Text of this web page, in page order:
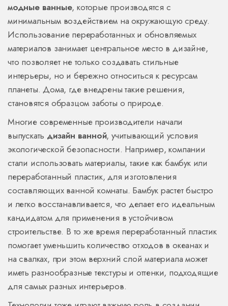
модные ванные, которые производятся с
минимальным воздействием на окружающую среду.
Использование переработанных и обновляемых
материалов занимает центральное место в дизайне,
что позволяет не только создавать стильные
интерьеры, но и бережно относиться к ресурсам
планеты. Дома, где внедрены такие решения,
становятся образцом заботы о природе.
Многие современные производители начали
выпускать дизайн ванной, учитывающий условия
экологической безопасности. Например, компании
стали использовать материалы, такие как бамбук или
переработанный пластик, для изготовления
составляющих ванной комнаты. Бамбук растет быстро
и легко восстанавливается, что делает его идеальным
кандидатом для применения в устойчивом
строительстве. В то же время переработанный пластик
помогает уменьшить количество отходов в океанах и
на свалках, при этом верхний слой материала может
иметь разнообразные текстуры и оттенки, подходящие
для самых разных интерьеров.